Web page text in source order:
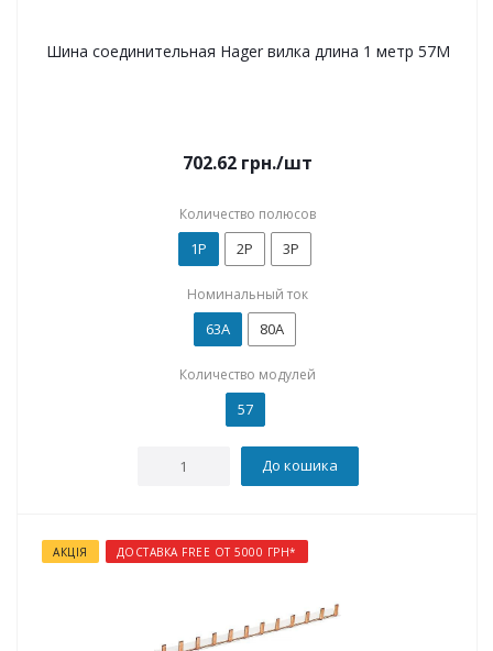
Шина соединительная Hager вилка длина 1 метр 57М
702.62 грн./шт
Количество полюсов
1P 2P 3P
Номинальный ток
63А 80А
Количество модулей
57
До кошика
АКЦІЯ ДОСТАВКА FREE ОТ 5000 ГРН*